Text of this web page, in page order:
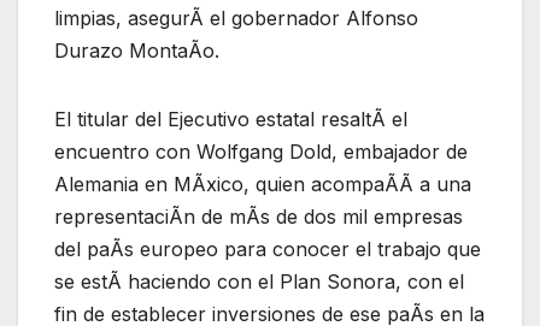
limpias, asegurÃ el gobernador Alfonso
Durazo MontaÃo.
El titular del Ejecutivo estatal resaltÃ el
encuentro con Wolfgang Dold, embajador de
Alemania en MÃxico, quien acompaÃÃ a una
representaciÃn de mÃs de dos mil empresas
del paÃs europeo para conocer el trabajo que
se estÃ haciendo con el Plan Sonora, con el
fin de establecer inversiones de ese paÃs en la